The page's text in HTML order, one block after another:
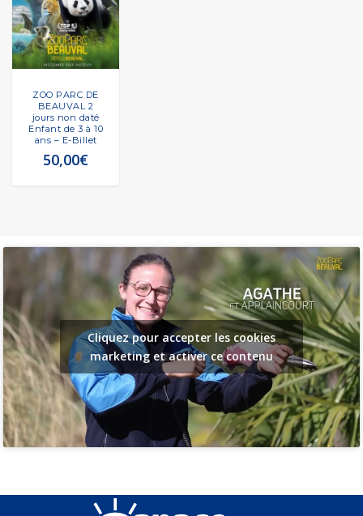
ZOO PARC DE
BEAUVAL 2
jours non daté
Enfant de 3 à 10
ans – E-Billet
50,00€
Cliquez pour accepter les cookies
marketing et activer ce contenu